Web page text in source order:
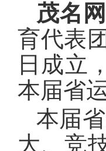
茂名
育代表
日成立
本届省
本届
大、竞